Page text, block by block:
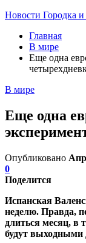
Новости Городка
Главная
В мире
Еще одна
В мире
Еще одна
Опубликовано
0
Поделится
Испанская
неделю. Правда,
длиться месяц, в
будут выходными